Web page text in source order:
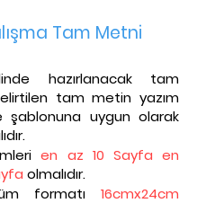
Tam Metni
hazırlanacak tam
tam metin yazım
şablonuna uygun olarak
en az 10 Sayfa en
olmalıdır.
formatı 16cmx24cm